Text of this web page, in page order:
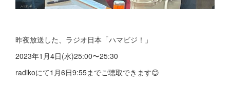
昨夜放送した、ラジオ日本「ハマビジ！」
2023年1月4日(水)25:00〜25:30
radikoにて1月6日9:55までご聴取できます😊